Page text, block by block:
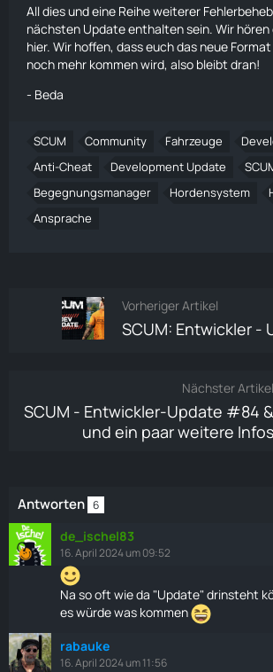
All dies und eine Reihe weiterer
nächsten Update enthalten sein. Wir hören
hier. Wir hoffen, dass euch das neue
noch mehr kommen wird, also bleibt dran!
- Beda
SCUM Community Fahrzeuge
Anti-Cheat
Development Update
Begegnungsmanager
Hordensystem
Ansprache
Vorheriger Artikel
SCUM: Entwickler -
Nächster Artikel
SCUM - Entwickler-Update #84 &
und ein paar weitere Infos
Antworten 6
de_ischel83
16. April 2024 um 09:52
Na so oft wie da "Update" drinsteht
es würde was kommen
rabauke
16. April 2024 um 11:56